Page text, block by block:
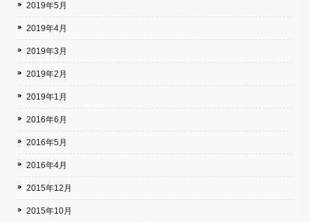
2019年5月
2019年4月
2019年3月
2019年2月
2019年1月
2016年6月
2016年5月
2016年4月
2015年12月
2015年10月